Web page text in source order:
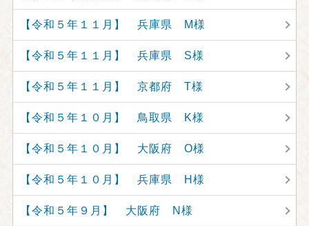
【令和５年１１月】 兵庫県 M様
【令和５年１１月】 兵庫県 S様
【令和５年１１月】 京都府 T様
【令和５年１０月】 鳥取県 K様
【令和５年１０月】 大阪府 O様
【令和５年１０月】 兵庫県 H様
【令和５年９月】 大阪府 N様